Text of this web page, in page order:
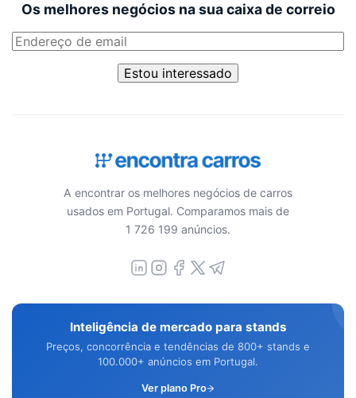
Os melhores negócios na sua caixa de correio
Estou interessado
A encontrar os melhores negócios de carros
usados em Portugal. Comparamos mais de
1 726 199 anúncios.
Inteligência de mercado para stands
Preços, concorrência e tendências de 800+ stands e
100.000+ anúncios em Portugal.
Ver plano Pro